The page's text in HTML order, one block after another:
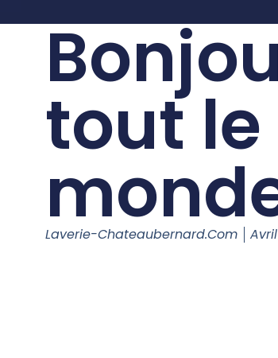
tout le
Laverie-Chateaubernard.com